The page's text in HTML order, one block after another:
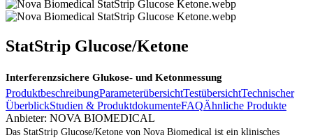
StatStrip Glucose/Ketone
Interferenzsichere Glukose- und Ketonmessung
ProduktbeschreibungParameterübersichtTestübersichtTechnischer
ÜberblickStudien & ProduktdokumenteFAQÄhnliche Produkte
Anbieter: NOVA BIOMEDICAL
Das StatStrip Glucose/Ketone von Nova Biomedical ist ein klinisches